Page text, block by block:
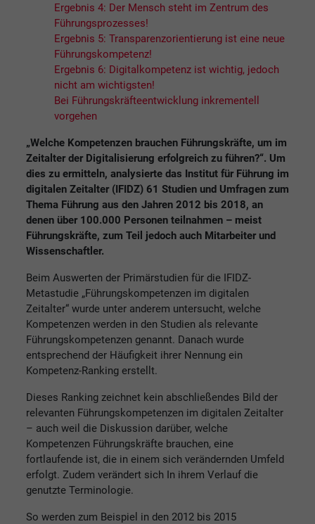
Ergebnis 4: Der Mensch steht im Zentrum des
Führungsprozesses!
Ergebnis 5: Transparenzorientierung ist eine neue
Führungskompetenz!
Ergebnis 6: Digitalkompetenz ist wichtig, jedoch
nicht am wichtigsten!
Bei Führungskräfteentwicklung inkrementell
vorgehen
„Welche Kompetenzen brauchen Führungskräfte, um im
Zeitalter der Digitalisierung erfolgreich zu führen?“. Um
dies zu ermitteln, analysierte das Institut für Führung im
digitalen Zeitalter (IFIDZ) 61 Studien und Umfragen zum
Thema Führung aus den Jahren 2012 bis 2018, an
denen über 100.000 Personen teilnahmen – meist
Führungskräfte, zum Teil jedoch auch Mitarbeiter und
Wissenschaftler.
Beim Auswerten der Primärstudien für die IFIDZ-
Metastudie „Führungskompetenzen im digitalen
Zeitalter“ wurde unter anderem untersucht, welche
Kompetenzen werden in den Studien als relevante
Führungskompetenzen genannt. Danach wurde
entsprechend der Häufigkeit ihrer Nennung ein
Kompetenz-Ranking erstellt.
Dieses Ranking zeichnet kein abschließendes Bild der
relevanten Führungskompetenzen im digitalen Zeitalter
– auch weil die Diskussion darüber, welche
Kompetenzen Führungskräfte brauchen, eine
fortlaufende ist, die in einem sich verändernden Umfeld
erfolgt. Zudem verändert sich In ihrem Verlauf die
genutzte Terminologie.
So werden zum Beispiel in den 2012 bis 2015